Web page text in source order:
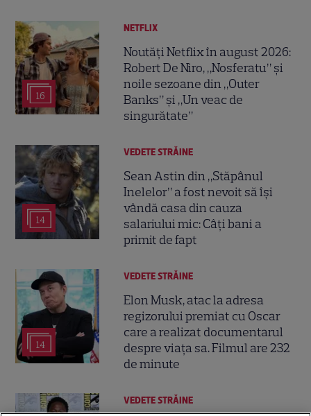
16
NETFLIX
Noutăți Netflix în august 2026:
Robert De Niro, „Nosferatu” și
noile sezoane din „Outer
Banks” și „Un veac de
singurătate”
14
VEDETE STRĂINE
Sean Astin din „Stăpânul
Inelelor” a fost nevoit să își
vândă casa din cauza
salariului mic: Câți bani a
primit de fapt
14
VEDETE STRĂINE
Elon Musk, atac la adresa
regizorului premiat cu Oscar
care a realizat documentarul
despre viața sa. Filmul are 232
de minute
VEDETE STRĂINE